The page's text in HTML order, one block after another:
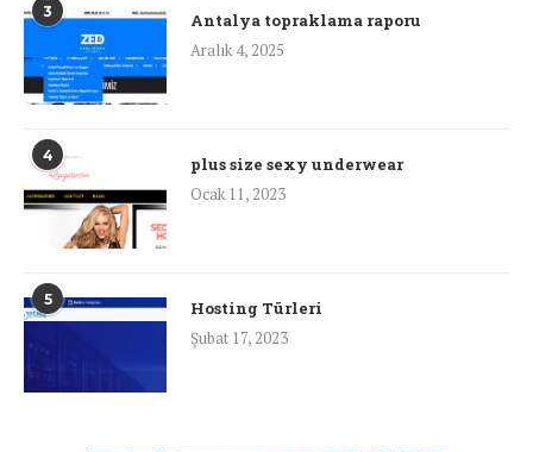
3
Antalya topraklama raporu
Aralık 4, 2025
4
plus size sexy underwear
Ocak 11, 2023
5
Hosting Türleri
Şubat 17, 2023